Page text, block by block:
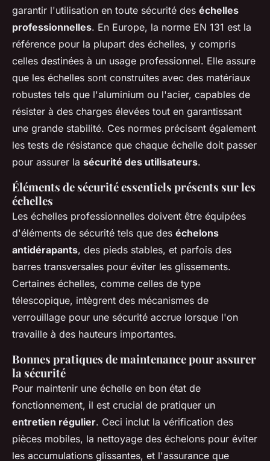
garantir l'utilisation en toute sécurité des échelles
professionnelles. En Europe, la norme EN 131 est la
référence pour la plupart des échelles, y compris
celles destinées à un usage professionnel. Elle assure
que les échelles sont construites avec des matériaux
robustes tels que l'aluminium ou l'acier, capables de
résister à des charges élevées tout en garantissant
une grande stabilité. Ces normes précisent également
les tests de résistance que chaque échelle doit passer
pour assurer la sécurité des utilisateurs.
Éléments de sécurité essentiels présents sur les
échelles
Les échelles professionnelles doivent être équipées
d'éléments de sécurité tels que des échelons
antidérapants, des pieds stables, et parfois des
barres transversales pour éviter les glissements.
Certaines échelles, comme celles de type
télescopique, intègrent des mécanismes de
verrouillage pour une sécurité accrue lorsque l'on
travaille à des hauteurs importantes.
Bonnes pratiques de maintenance pour assurer
la sécurité
Pour maintenir une échelle en bon état de
fonctionnement, il est crucial de pratiquer un
entretien régulier. Ceci inclut la vérification des
pièces mobiles, la nettoyage des échelons pour éviter
les accumulations glissantes, et l'assurance que